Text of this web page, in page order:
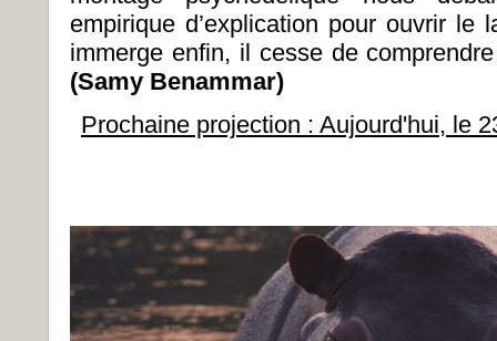
empirique d’explication pour ouvrir le
immerge enfin, il cesse de
(Samy Benammar)
Prochaine projection : Aujourd'hui, le